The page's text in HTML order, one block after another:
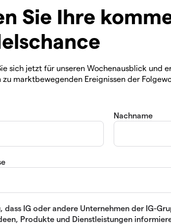
Sie Ihre
sich jetzt für unseren Wochenausblick und
zu marktbewegenden Ereignissen der
Nachname
dass IG oder andere Unternehmen der IG-
Produkte und Dienstleistungen